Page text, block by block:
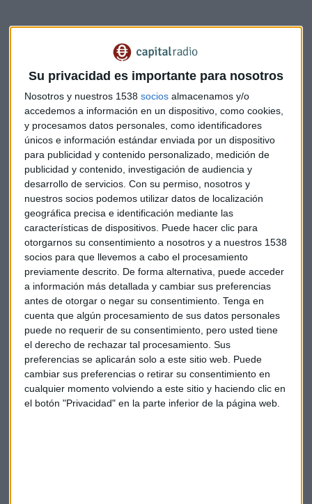
Su privacidad es importante para nosotros
Nosotros y nuestros 1538 socios almacenamos y/o
accedemos a información en un dispositivo, como cookies,
y procesamos datos personales, como identificadores
únicos e información estándar enviada por un dispositivo
para publicidad y contenido personalizado, medición de
publicidad y contenido, investigación de audiencia y
desarrollo de servicios. Con su permiso, nosotros y
nuestros socios podemos utilizar datos de localización
geográfica precisa e identificación mediante las
características de dispositivos. Puede hacer clic para
otorgarnos su consentimiento a nosotros y a nuestros 1538
socios para que llevemos a cabo el procesamiento
previamente descrito. De forma alternativa, puede acceder
a información más detallada y cambiar sus preferencias
antes de otorgar o negar su consentimiento. Tenga en
cuenta que algún procesamiento de sus datos personales
puede no requerir de su consentimiento, pero usted tiene
el derecho de rechazar tal procesamiento. Sus
preferencias se aplicarán solo a este sitio web. Puede
cambiar sus preferencias o retirar su consentimiento en
cualquier momento volviendo a este sitio y haciendo clic en
el botón "Privacidad" en la parte inferior de la página web.
— Margrethe Vestager (@vestager)
18 de mayo de 2017
Esta decisión de Bruselas llega después de que en diciembre,
la CE acusara a Facebook de aportarle "informaciones
inexactas o engañosas" en el marco de la investigación
abierta en 2014 en relación a la compra de la aplicación de
mensajería. En aquel momento y en respuesta a su petición
de información, Facebook indicó a la Comisión que
estaba en condicionesde "asociar de manera automática
y fiable las cuentas de usuario de las dos empresas".
En agosto de 2016WhatsApp anunció, al actualizar sus
condiciones generales de uso y su política de
confidencialidad, laposibilidad de asociar los números
de teléfono de los usuarios de WhatsApp a los perfiles
de identidades de Facebook. La compañía explicó que el
objetivo era mejorar el servicio suministrado, al permitir por
ejemplo a Facebook hacer mejores propuestas de amigos o